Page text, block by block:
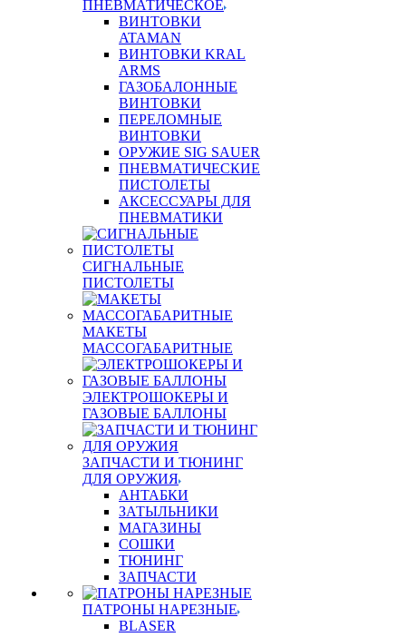
ПНЕВМАТИЧЕСКОЕ
ВИНТОВКИ
ATAMAN
ВИНТОВКИ KRAL
ARMS
ГАЗОБАЛОННЫЕ
ВИНТОВКИ
ПЕРЕЛОМНЫЕ
ВИНТОВКИ
ОРУЖИЕ SIG SAUER
ПНЕВМАТИЧЕСКИЕ
ПИСТОЛЕТЫ
АКСЕССУАРЫ ДЛЯ
ПНЕВМАТИКИ
СИГНАЛЬНЫЕ
ПИСТОЛЕТЫ
МАКЕТЫ
МАССОГАБАРИТНЫЕ
ЭЛЕКТРОШОКЕРЫ И
ГАЗОВЫЕ БАЛЛОНЫ
ЗАПЧАСТИ И ТЮНИНГ
ДЛЯ ОРУЖИЯ
АНТАБКИ
ЗАТЫЛЬНИКИ
МАГАЗИНЫ
СОШКИ
ТЮНИНГ
ЗАПЧАСТИ
ПАТРОНЫ НАРЕЗНЫЕ
BLASER